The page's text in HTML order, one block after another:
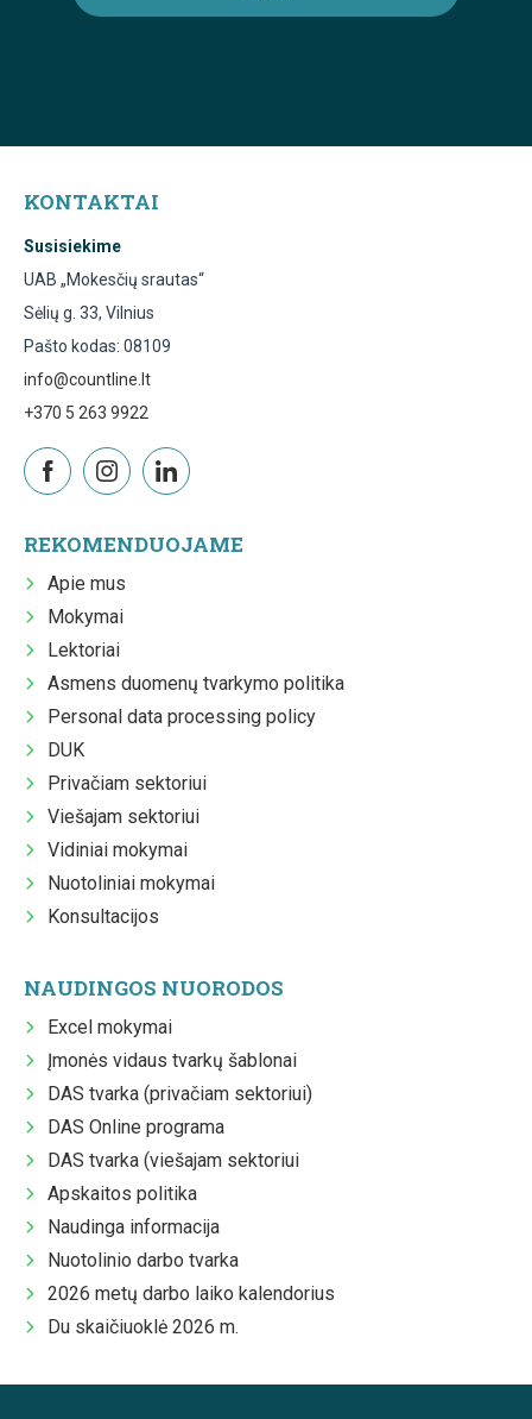
KONTAKTAI
Susisiekime
UAB „Mokesčių srautas“
Sėlių g. 33, Vilnius
Pašto kodas: 08109
info@countline.lt
+370 5 263 9922
REKOMENDUOJAME
Apie mus
Mokymai
Lektoriai
Asmens duomenų tvarkymo politika
Personal data processing policy
DUK
Privačiam sektoriui
Viešajam sektoriui
Vidiniai mokymai
Nuotoliniai mokymai
Konsultacijos
NAUDINGOS NUORODOS
Excel mokymai
Įmonės vidaus tvarkų šablonai
DAS tvarka (privačiam sektoriui)
DAS Online programa
DAS tvarka (viešajam sektoriui
Apskaitos politika
Naudinga informacija
Nuotolinio darbo tvarka
2026 metų darbo laiko kalendorius
Du skaičiuoklė 2026 m.